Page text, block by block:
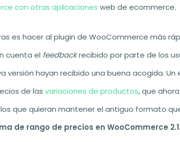
con otras aplicaciones web de ecommerce.
es hacer al plugin de WooCommerce más
cuenta el feedbackrecibido por parte de los
versión hayan recibido una buena acogida.
de las variaciones de productos, que
que quieran mantener el antiguo formato
de rango de precios en WooCommerce 2.1.